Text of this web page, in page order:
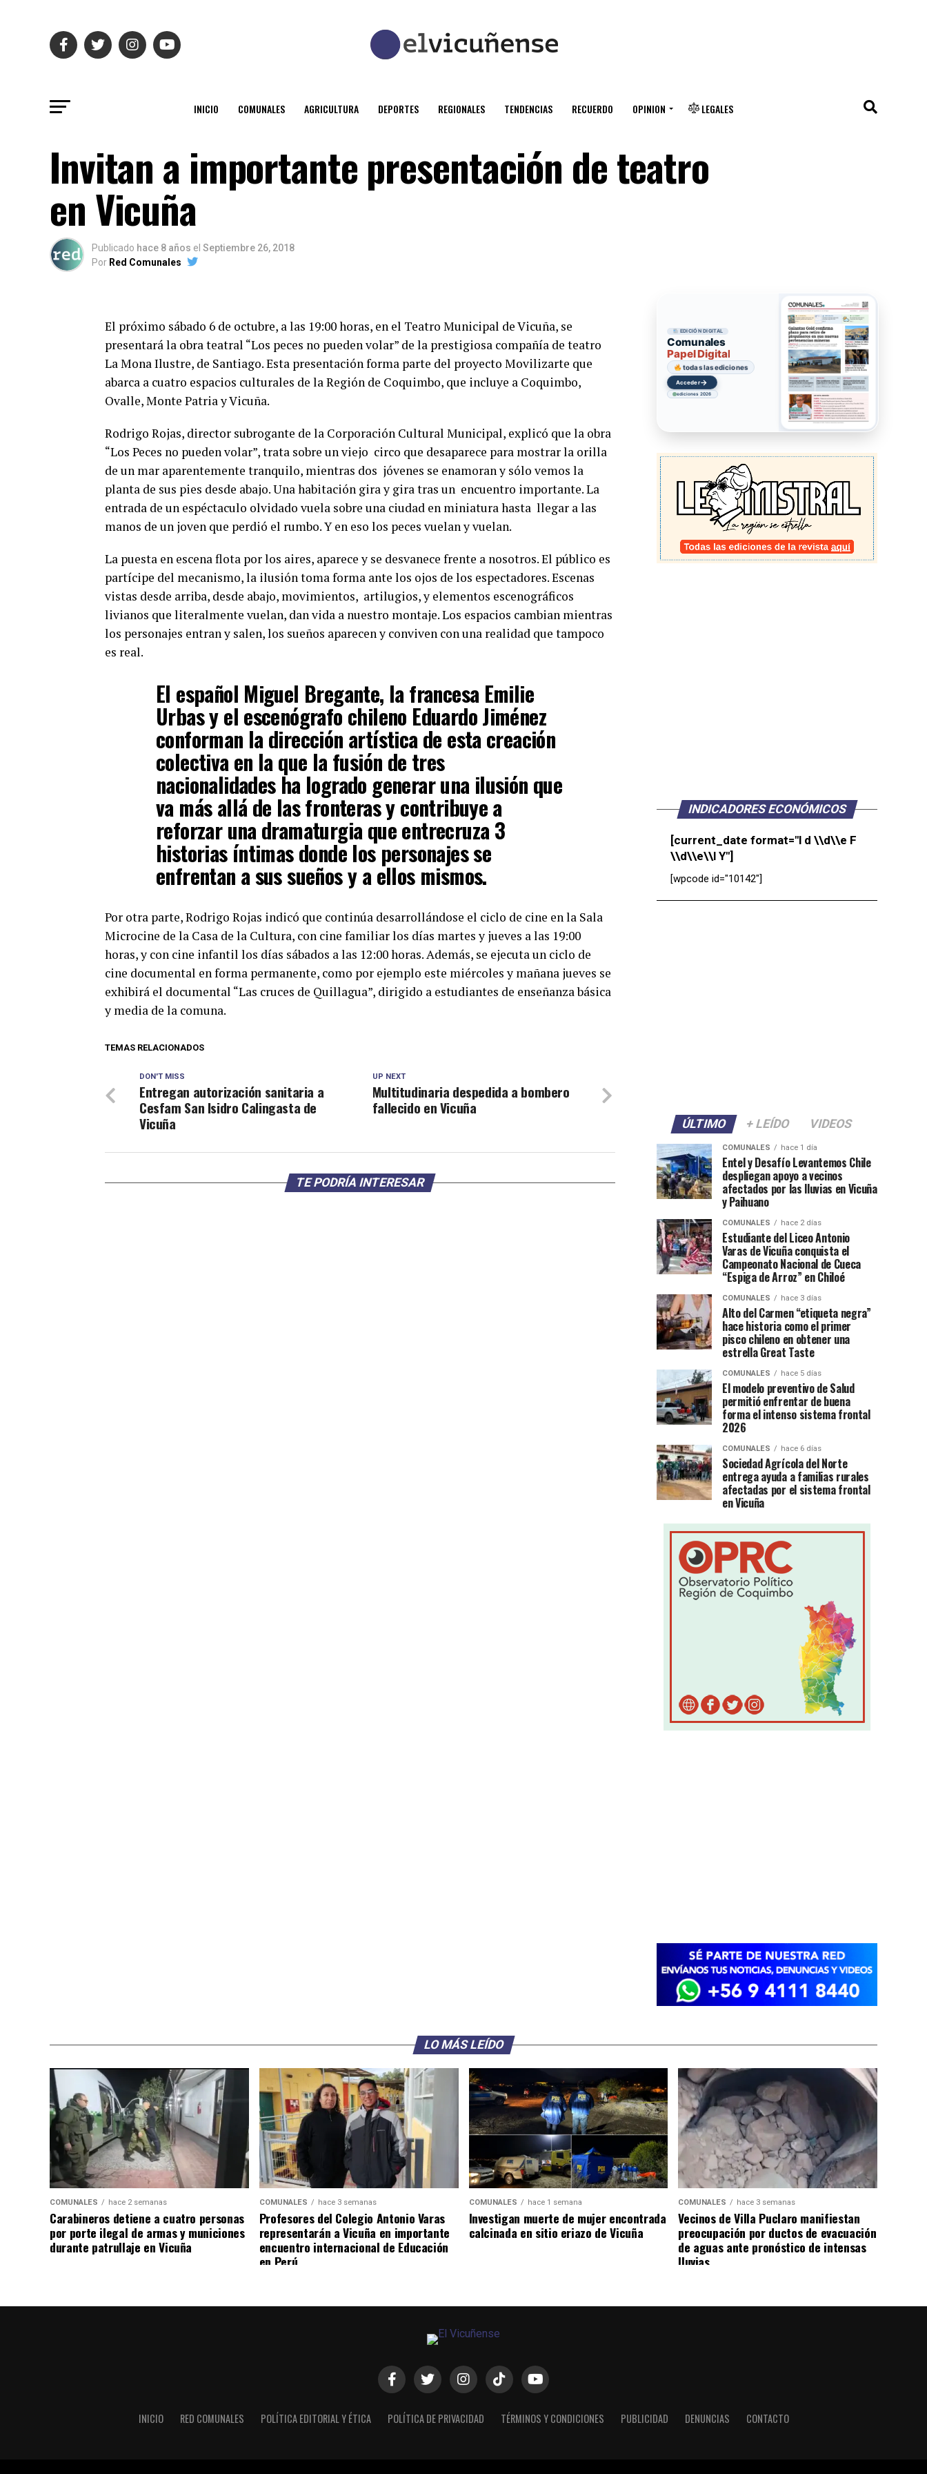
INICIO COMUNALES AGRICULTURA DEPORTES REGIONALES TENDENCIAS RECUERDO OPINION LEGALES
Invitan a importante presentación de teatro
en Vicuña
Publicado hace 8 años el Septiembre 26, 2018
Por Red Comunales
El próximo sábado 6 de octubre, a las 19:00 horas, en el Teatro Municipal de Vicuña, se
presentará la obra teatral “Los peces no pueden volar” de la prestigiosa compañía de teatro
La Mona Ilustre, de Santiago. Esta presentación forma parte del proyecto Movilizarte que
abarca a cuatro espacios culturales de la Región de Coquimbo, que incluye a Coquimbo,
Ovalle, Monte Patria y Vicuña.
Rodrigo Rojas, director subrogante de la Corporación Cultural Municipal, explicó que la obra
“Los Peces no pueden volar”, trata sobre un viejo circo que desaparece para mostrar la orilla
de un mar aparentemente tranquilo, mientras dos jóvenes se enamoran y sólo vemos la
planta de sus pies desde abajo. Una habitación gira y gira tras un encuentro importante. La
entrada de un espéctaculo olvidado vuela sobre una ciudad en miniatura hasta llegar a las
manos de un joven que perdió el rumbo. Y en eso los peces vuelan y vuelan.
La puesta en escena flota por los aires, aparece y se desvanece frente a nosotros. El público es
partícipe del mecanismo, la ilusión toma forma ante los ojos de los espectadores. Escenas
vistas desde arriba, desde abajo, movimientos, artilugios, y elementos escenográficos
livianos que literalmente vuelan, dan vida a nuestro montaje. Los espacios cambian mientras
los personajes entran y salen, los sueños aparecen y conviven con una realidad que tampoco
es real.
El español Miguel Bregante, la francesa Emilie
Urbas y el escenógrafo chileno Eduardo Jiménez
conforman la dirección artística de esta creación
colectiva en la que la fusión de tres
nacionalidades ha logrado generar una ilusión que
va más allá de las fronteras y contribuye a
reforzar una dramaturgia que entrecruza 3
historias íntimas donde los personajes se
enfrentan a sus sueños y a ellos mismos.
Por otra parte, Rodrigo Rojas indicó que continúa desarrollándose el ciclo de cine en la Sala
Microcine de la Casa de la Cultura, con cine familiar los días martes y jueves a las 19:00
horas, y con cine infantil los días sábados a las 12:00 horas. Además, se ejecuta un ciclo de
cine documental en forma permanente, como por ejemplo este miércoles y mañana jueves se
exhibirá el documental “Las cruces de Quillagua”, dirigido a estudiantes de enseñanza básica
y media de la comuna.
TEMAS RELACIONADOS
UP NEXT
Multitudinaria despedida a bombero
fallecido en Vicuña
DON'T MISS
Entregan autorización sanitaria a
Cesfam San Isidro Calingasta de
Vicuña
TE PODRÍA INTERESAR
EDICIÓN DIGITAL
Comunales
Papel Digital
todas las ediciones
Acceder→
ediciones 2026
INDICADORES ECONÓMICOS
[current_date format="l d \\d\\e F
\\d\\e\\l Y"]
[wpcode id="10142"]
ÚLTIMO + LEÍDO VIDEOS
COMUNALES hace 1 día
Entel y Desafío Levantemos Chile
despliegan apoyo a vecinos
afectados por las lluvias en Vicuña
y Paihuano
COMUNALES hace 2 días
Estudiante del Liceo Antonio
Varas de Vicuña conquista el
Campeonato Nacional de Cueca
“Espiga de Arroz” en Chiloé
COMUNALES hace 3 días
Alto del Carmen “etiqueta negra”
hace historia como el primer
pisco chileno en obtener una
estrella Great Taste
COMUNALES hace 5 días
El modelo preventivo de Salud
permitió enfrentar de buena
forma el intenso sistema frontal
2026
COMUNALES hace 6 días
Sociedad Agrícola del Norte
entrega ayuda a familias rurales
afectadas por el sistema frontal
en Vicuña
LO MÁS LEÍDO
COMUNALES hace 2 semanas
Carabineros detiene a cuatro personas
por porte ilegal de armas y municiones
durante patrullaje en Vicuña
COMUNALES hace 3 semanas
Profesores del Colegio Antonio Varas
representarán a Vicuña en importante
encuentro internacional de Educación
en Perú
COMUNALES hace 1 semana
Investigan muerte de mujer encontrada
calcinada en sitio eriazo de Vicuña
COMUNALES hace 3 semanas
Vecinos de Villa Puclaro manifiestan
preocupación por ductos de evacuación
de aguas ante pronóstico de intensas
lluvias
INICIO RED COMUNALES POLÍTICA EDITORIAL Y ÉTICA POLÍTICA DE PRIVACIDAD TÉRMINOS Y CONDICIONES PUBLICIDAD DENUNCIAS CONTACTO